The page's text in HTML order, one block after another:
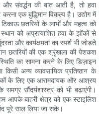
संवर्द्धन की बात आती है, तो हवा
एक बुद्धिमान विकल्प है। उद्योग में
छतरियों के लाभों और महत्व को
को अप्रत्याशित हवा के झोंकों से
और कार्यक्षमता का स्पर्श भी जोड़ते
छतरियों की एक श्रृंखला की पेशकश
का सामना करने के लिए डिज़ाइन
अन्य व्यावसायिक प्रतिष्ठान के
के लिए एक आरामदायक और आश्रय
सौंदर्यशास्त्र को भी बढ़ाएंगी।
आपके बाहरी क्षेत्र को एक स्टाइलिश
पूरे साल लिया जा सके।